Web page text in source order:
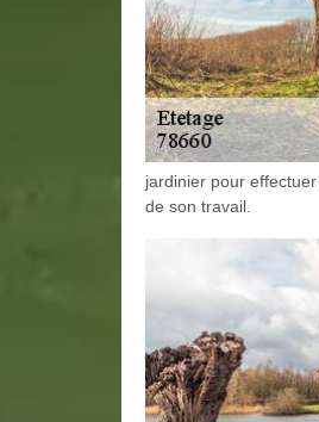
jardinier pour
de son travail.